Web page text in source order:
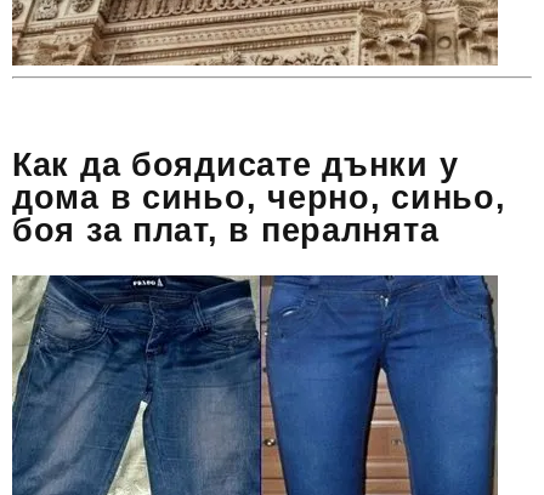
Как да боядисате дънки у
дома в синьо, черно, синьо,
боя за плат, в пералнята